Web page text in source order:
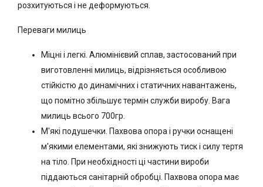
розхитуються і не деформуються.
Переваги милиць
Міцні і легкі. Алюмінієвий сплав, застосований при
виготовленні милиць, відрізняється особливою
стійкістю до динамічних і статичних навантажень,
що помітно збільшує термін служби виробу. Вага
милиць всього 700гр.
М'які подушечки. Пахвова опора і ручки оснащені
м'якими елементами, які знижують тиск і силу тертя
на тіло. При необхідності ці частини вироби
піддаються санітарній обробці. Пахвова опора має